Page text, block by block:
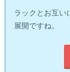
ラックとお互い
展開ですね。